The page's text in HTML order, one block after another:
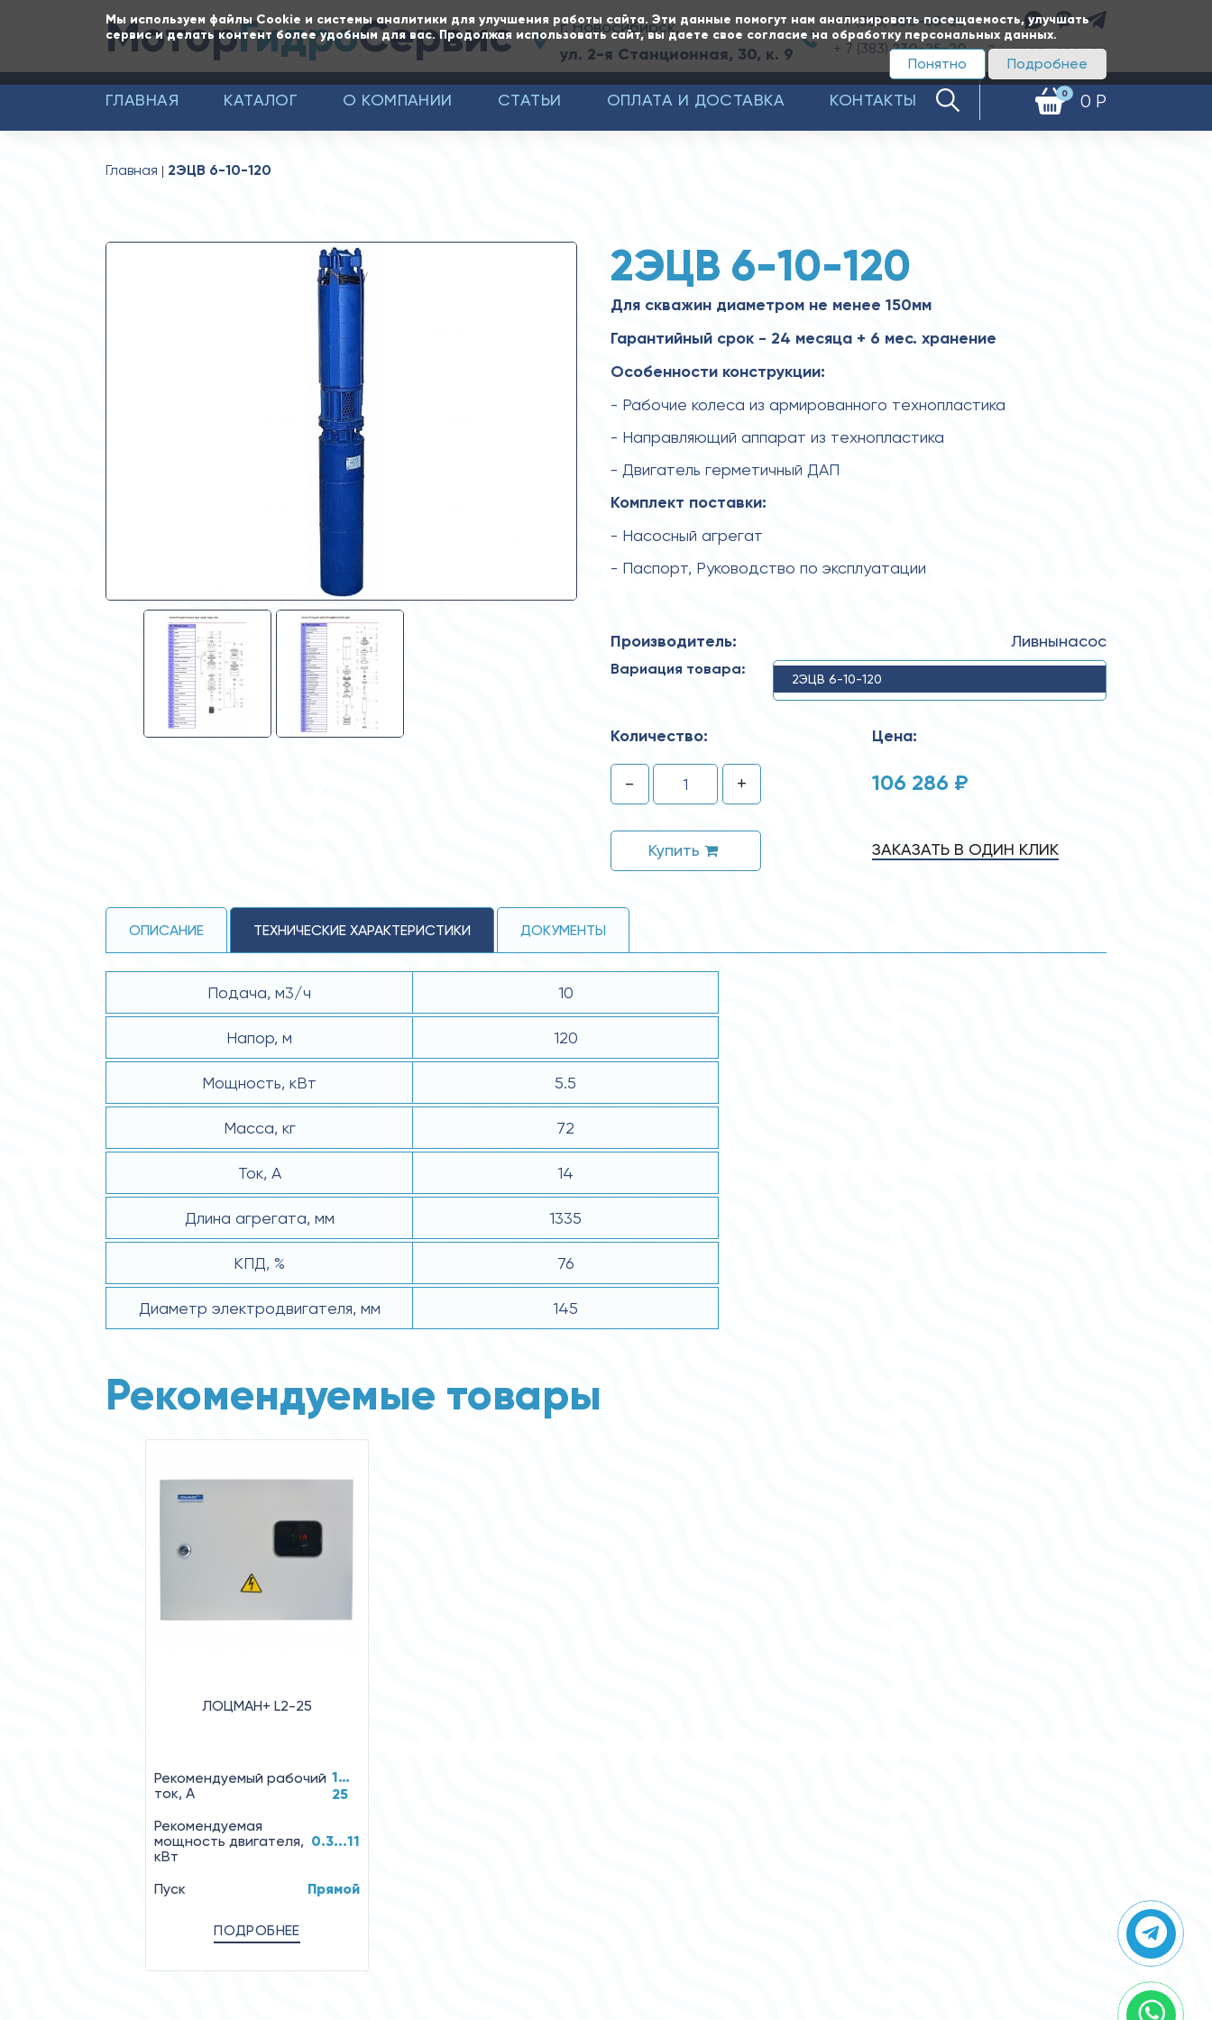
Мы используем файлы Cookie и системы аналитики для улучшения работы сайта. Эти данные помогут нам анализировать посещаемость, улучшать
сервис и делать контент более удобным для вас. Продолжая использовать сайт, вы даете свое согласие на обработку персональных данных.
Подробнее
Понятно
МоторГидроСервис г. Новосибирск,
ул. 2-я Станционная, 30, к. 9
+ 7 (383)350-65-20
+ 7 (383)230-25-20 Заказать звонок
0 0 Р
ГЛАВНАЯ КАТАЛОГ О КОМПАНИИ СТАТЬИ ОПЛАТА И ДОСТАВКА КОНТАКТЫ
Главная 2ЭЦВ 6-10-120
2ЭЦВ 6-10-120
Для скважин диаметром не менее 150мм
Гарантийный срок - 24 месяца + 6 мес. хранение
Особенности конструкции:
- Рабочие колеса из армированного технопластика
- Направляющий аппарат из технопластика
- Двигатель герметичный ДАП
Комплект поставки:
- Насосный агрегат
- Паспорт, Руководство по эксплуатации
Производитель: Ливнынасос
Вариация товара:
2ЭЦВ 6-10-120
Количество:
- +
Купить
Цена:
106 286 ₽
ЗАКАЗАТЬ В ОДИН КЛИК
ОПИСАНИЕ ТЕХНИЧЕСКИЕ ХАРАКТЕРИСТИКИ ДОКУМЕНТЫ
Подача, м3/ч 10
Напор, м 120
Мощность, кВт 5.5
Масса, кг 72
Ток, А 14
Длина агрегата, мм 1335
КПД, % 76
Диаметр электродвигателя, мм 145
Рекомендуемые товары
ЛОЦМАН+ L2-25
Рекомендуемый рабочий
ток, А
1…
25
Рекомендуемая
мощность двигателя,
кВт
0.3...11
Пуск Прямой
ПОДРОБНЕЕ